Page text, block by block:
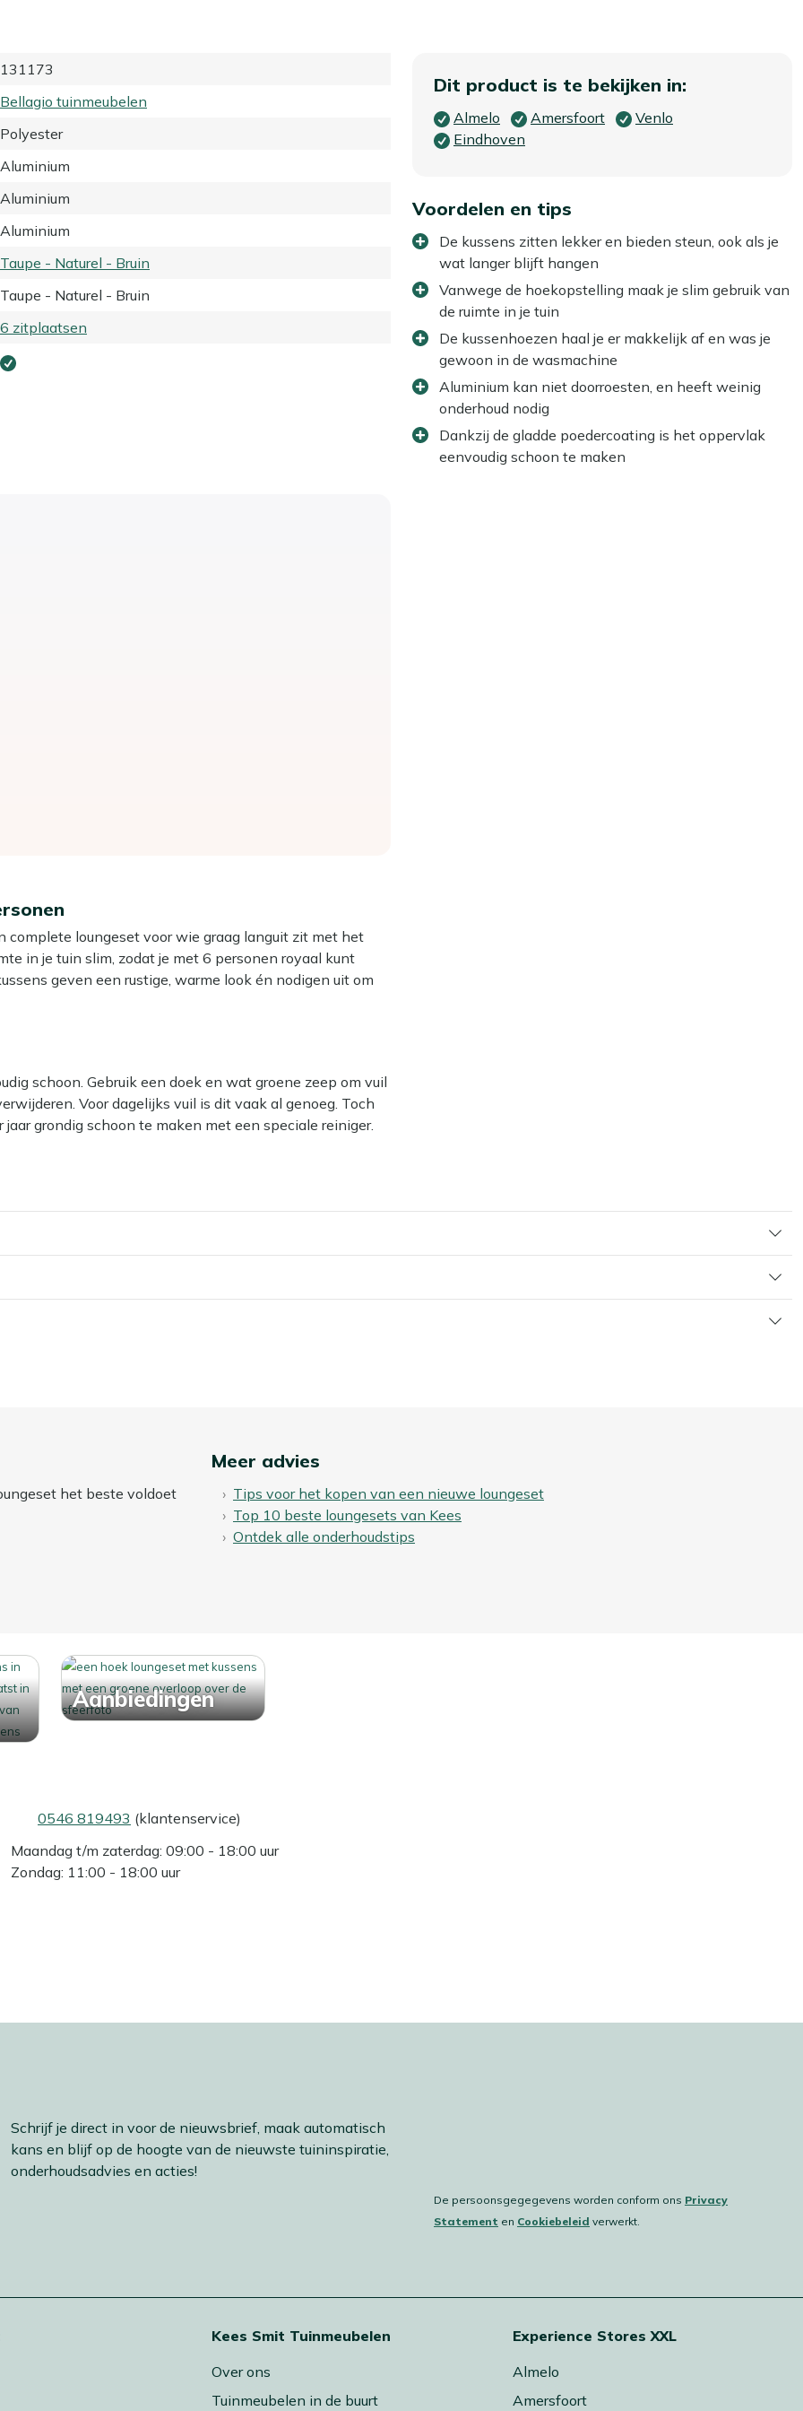
131173
Bellagio tuinmeubelen
Polyester
Aluminium
Aluminium
Aluminium
Taupe - Naturel - Bruin
Taupe - Naturel - Bruin
6 zitplaatsen
Dit product is te bekijken in:
Almelo Amersfoort
Venlo
Eindhoven
Voordelen en tips
De kussens zitten lekker en bieden steun, ook als je
wat langer blijft hangen
Vanwege de hoekopstelling maak je slim gebruik van
de ruimte in je tuin
De kussenhoezen haal je er makkelijk af en was je
gewoon in de wasmachine
Aluminium kan niet doorroesten, en heeft weinig
onderhoud nodig
Dankzij de gladde poedercoating is het oppervlak
eenvoudig schoon te maken
complete loungeset voor wie graag languit zit met het
in je tuin slim, zodat je met 6 personen royaal kunt
geven een rustige, warme look én nodigen uit om
iets langer blijft zitten.
hoek van je terras zodat je de ruimte efficiënt gebruikt en
op zoek te hoeven naar losse, passende kussens.
schoon. Gebruik een doek en wat groene zeep om vuil
Voor dagelijks vuil is dit vaak al genoeg. Toch
grondig schoon te maken met een speciale reiniger.
vuil af te stoten, waardoor vlekken minder snel
Ook waterafstotende of sneldrogende stoffen
ze sneller slijten of zelfs gaan schimmelen.
waterdichte opbergbox. Zo blijven je kussens fris,
het beste voldoet
Meer advies
Tips voor het kopen van een nieuwe loungeset
Top 10 beste loungesets van Kees
Ontdek alle onderhoudstips
Aanbiedingen
0546 819493 (klantenservice)
Maandag t/m zaterdag: 09:00 - 18:00 uur
Zondag: 11:00 - 18:00 uur
Schrijf je direct in voor de nieuwsbrief, maak automatisch
kans en blijf op de hoogte van de nieuwste tuininspiratie,
onderhoudsadvies en acties!
De persoonsgegegevens worden conform ons Privacy
Statement en Cookiebeleid verwerkt.
Kees Smit Tuinmeubelen
Over ons
Tuinmeubelen in de buurt
Experience Stores XXL
Almelo
Amersfoort